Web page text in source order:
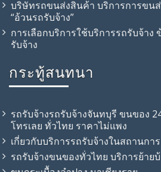
บริษัทรถขนส่งสินค้า บริการการขนส่
“อ้วนรถรับจ้าง”
การเลือกบริการใช้บริการรถรับจ้าง
รับจ้าง
กระทู้สนทนา
รถรับจ้างรถรับจ้างจันทบุรี ขนของ
โทรเลย ทั่วไทย ราคาไม่แพง
เกี่ยวกับบริการรถรับจ้างในสถานกา
รถรับจ้าง​ขนของทั่วไทย บริการย้าย